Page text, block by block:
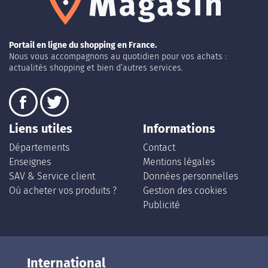
Portail en ligne du shopping en France.
Nous vous accompagnons au quotidien pour vos achats :
actualités shopping et bien d’autres services.
Liens utiles
Départements
Enseignes
SAV & Service client
Où acheter vos produits ?
Informations
Contact
Mentions légales
Données personnelles
Gestion des cookies
Publicité
International